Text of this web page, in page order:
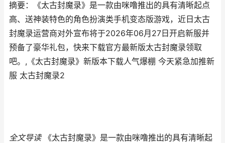
摘要：《太古封魔录》是一款由咪噜推出的具有清晰起点
高、送神装特色的角色扮演类手机变态版游戏，近日太古
封魔录运营商对外宣布将于2026年06月27日开启新服并
预备了豪华礼包，快来下载官方最新版太古封魔录领取
吧。,《太古封魔录》新版本下载人气爆棚 今天紧急加推新
服 太古封魔录2
全文导读《太古封魔录》是一款由咪噜推出的具有清晰起